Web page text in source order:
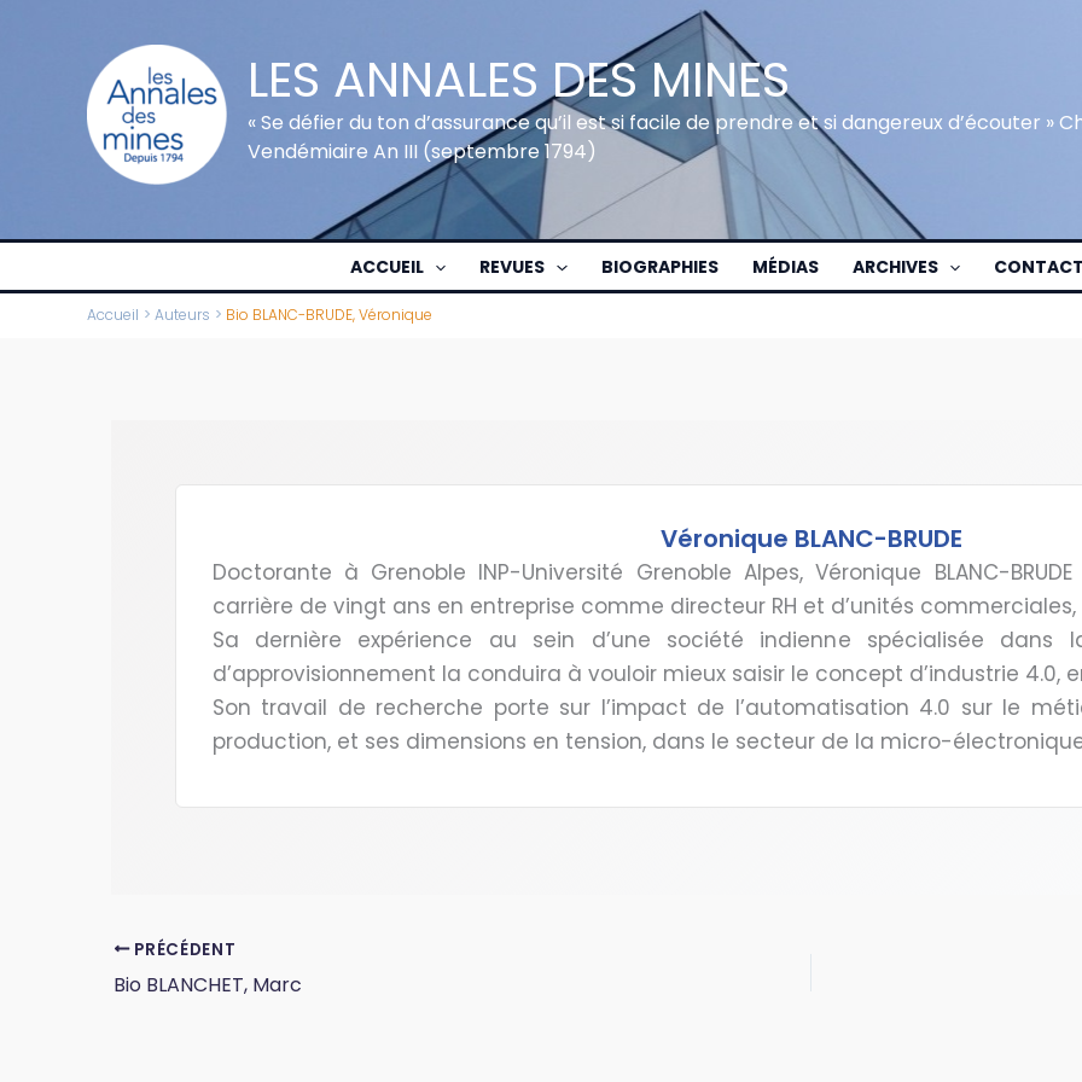
LES ANNALES DES MINES
« Se défier du ton d’assurance qu’il est si facile de prendre et si dangereux d’écouter »
Vendémiaire An III (septembre 1794)
ACCUEIL REVUES BIOGRAPHIES MÉDIAS ARCHIVES CONTACT
Accueil Auteurs Bio BLANC-BRUDE, Véronique
Véronique BLANC-BRUDE
Doctorante à Grenoble INP-Université Grenoble Alpes, Véronique BLANC-
carrière de vingt ans en entreprise comme directeur RH et d’unités commerciales,
Sa dernière expérience au sein d’une société indienne spécialisée
d’approvisionnement la conduira à vouloir mieux saisir le concept d’industrie 4.0,
Son travail de recherche porte sur l’impact de l’automatisation 4.0 sur le
production, et ses dimensions en tension, dans le secteur de la micro-
PRÉCÉDENT
Bio BLANCHET, Marc